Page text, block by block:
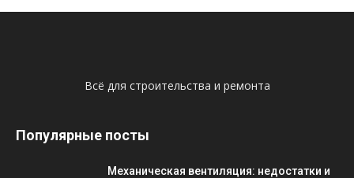
Всё для строительства и ремонта
Популярные посты
Механическая вентиляция: недостатки и